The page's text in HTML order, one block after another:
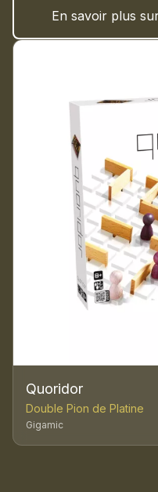
En savoir plus
Quoridor
Double Pion de Platine
Gigamic